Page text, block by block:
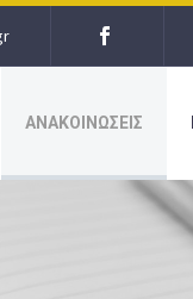
ΑΝΑΚΟΙΝΩΣΕΙΣ